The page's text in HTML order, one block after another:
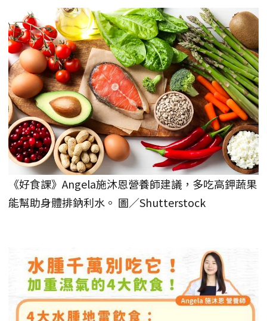
《好食課》Angela施沐恩營養師建議，多吃高鉀蔬果
能幫助身體排鈉利水。 圖／Shutterstock